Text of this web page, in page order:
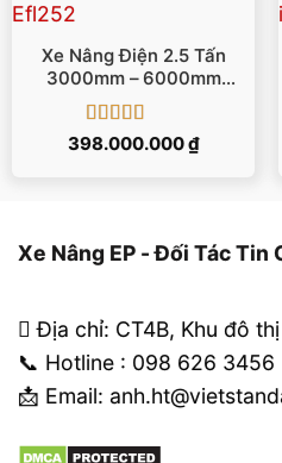
Xe Nâng Điện 2.5 Tấn
3000mm – 6000mm
EFL252 EP
Được xếp
398.000.000₫
Xe Nâng EP - Đối Tác Tin
Địa chỉ: CT4B, Khu đô
📞 Hotline : 098 626 3456
📩 Email: